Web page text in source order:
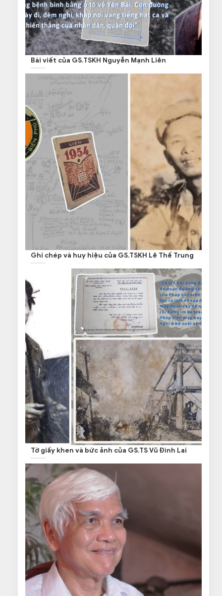
Bài viết của GS.TSKH Nguyễn Mạnh Liên
Ghi chép và huy hiệu của GS.TSKH Lê Thế Trung
Tờ giấy khen và bức ảnh của GS.TS Vũ Đình Lai